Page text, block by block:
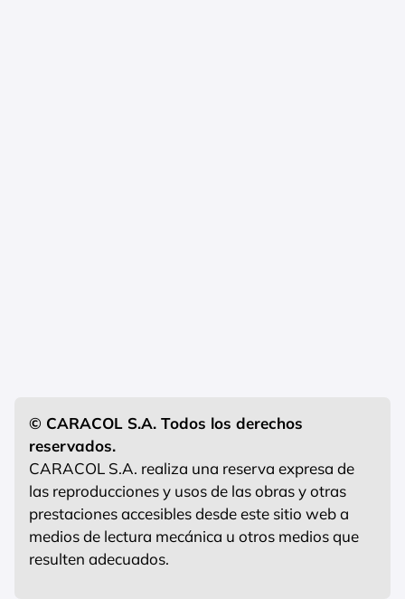
© CARACOL S.A. Todos los derechos
reservados.
CARACOL S.A. realiza una reserva expresa de
las reproducciones y usos de las obras y otras
prestaciones accesibles desde este sitio web a
medios de lectura mecánica u otros medios que
resulten adecuados.